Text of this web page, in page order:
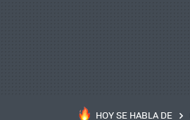
HOY SE HABLA DE